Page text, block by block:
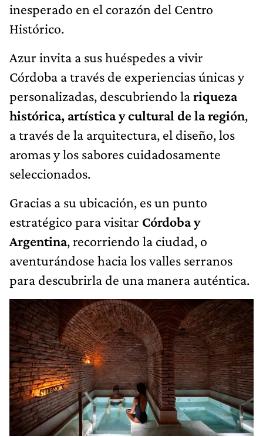
inesperado en el corazón del Centro
Histórico.
Azur invita a sus huéspedes a vivir
Córdoba a través de experiencias únicas y
personalizadas, descubriendo lariqueza
histórica, artística y cultural de la región,
a través de la arquitectura, el diseño, los
aromas y los sabores cuidadosamente
seleccionados.
Gracias a su ubicación, es un punto
estratégico para visitar Córdoba y
Argentina, recorriendo la ciudad, o
aventurándose hacia los valles serranos
para descubrirla de una manera auténtica.